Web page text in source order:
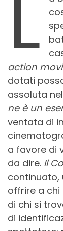
action
dotati
assoluta
ne è un
ventata di
a favore di
da dire. Il
continuato,
offrire a chi
di chi si
di